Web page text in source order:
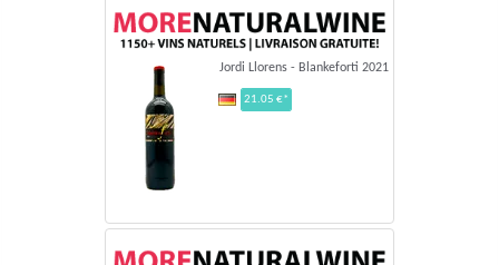
Jordi Llorens - Blankeforti 2021
21.05 €*